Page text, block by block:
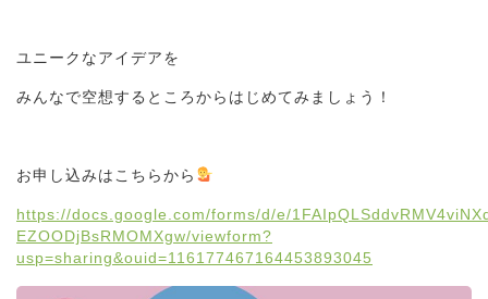
ユニークなアイデアを
みんなで空想するところからはじめてみましょう！
お申し込みはこちらから
https://docs.google.com/forms/d/e/
EZOODjBsRMOMXgw/viewform?
usp=sharing&ouid=116177467164453893045